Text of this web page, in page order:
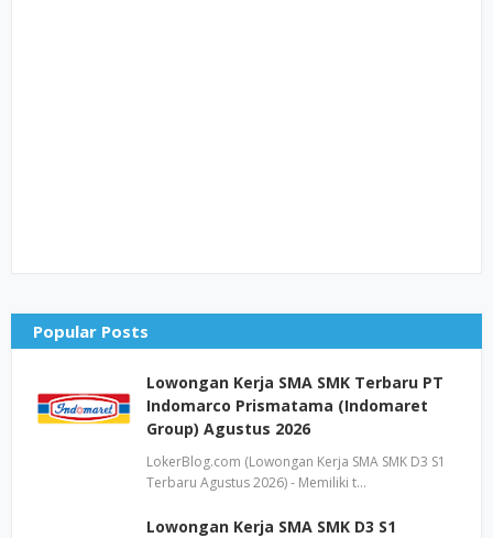
Popular Posts
Lowongan Kerja SMA SMK Terbaru PT
Indomarco Prismatama (Indomaret
Group) Agustus 2026
LokerBlog.com (Lowongan Kerja SMA SMK D3 S1
Terbaru Agustus 2026) - Memiliki t…
Lowongan Kerja SMA SMK D3 S1